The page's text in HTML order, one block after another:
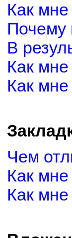
Как
Почему
В
Как
Как
Чем
Как
Как мне